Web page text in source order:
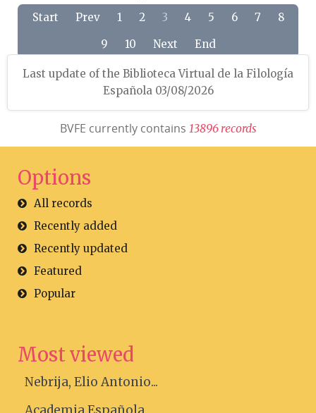
Start Prev 1 2 3 4 5 6 7
8
9
10 Next End
Last update of the Biblioteca Virtual de la Filología
Española 03/08/2026
BVFE currently contains 13896 records
Options
All records
Recently added
Recently updated
Featured
Popular
Most viewed
Nebrija, Elio Antonio...